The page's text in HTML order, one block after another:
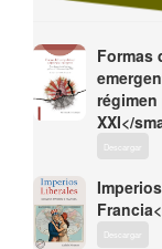
Formas
XXI</
Descargar
Descargar